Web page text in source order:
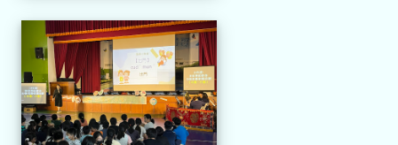
114.04.21 榮興採茶劇團演